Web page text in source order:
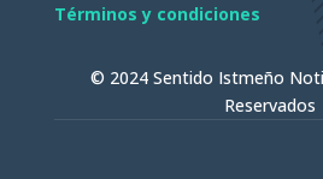
Términos y condiciones
© 2024 Sentido Istmeño
Reservados